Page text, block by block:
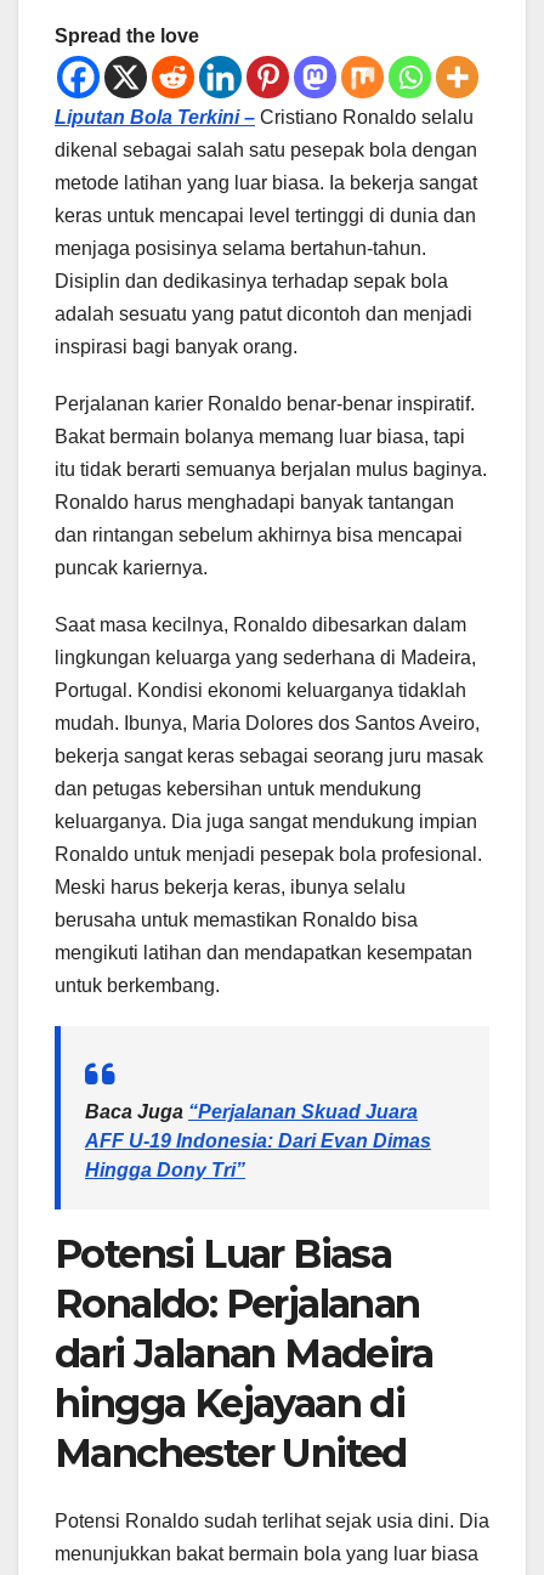
Spread the love
Liputan Bola Terkini – Cristiano Ronaldo selalu
dikenal sebagai salah satu pesepak bola dengan
metode latihan yang luar biasa. Ia bekerja sangat
keras untuk mencapai level tertinggi di dunia dan
menjaga posisinya selama bertahun-tahun.
Disiplin dan dedikasinya terhadap sepak bola
adalah sesuatu yang patut dicontoh dan menjadi
inspirasi bagi banyak orang.
Perjalanan karier Ronaldo benar-benar inspiratif.
Bakat bermain bolanya memang luar biasa, tapi
itu tidak berarti semuanya berjalan mulus baginya.
Ronaldo harus menghadapi banyak tantangan
dan rintangan sebelum akhirnya bisa mencapai
puncak kariernya.
Saat masa kecilnya, Ronaldo dibesarkan dalam
lingkungan keluarga yang sederhana di Madeira,
Portugal. Kondisi ekonomi keluarganya tidaklah
mudah. Ibunya, Maria Dolores dos Santos Aveiro,
bekerja sangat keras sebagai seorang juru masak
dan petugas kebersihan untuk mendukung
keluarganya. Dia juga sangat mendukung impian
Ronaldo untuk menjadi pesepak bola profesional.
Meski harus bekerja keras, ibunya selalu
berusaha untuk memastikan Ronaldo bisa
mengikuti latihan dan mendapatkan kesempatan
untuk berkembang.
Baca Juga “Perjalanan Skuad Juara
AFF U-19 Indonesia: Dari Evan Dimas
Hingga Dony Tri”
Potensi Luar Biasa
Ronaldo: Perjalanan
dari Jalanan Madeira
hingga Kejayaan di
Manchester United
Potensi Ronaldo sudah terlihat sejak usia dini. Dia
menunjukkan bakat bermain bola yang luar biasa